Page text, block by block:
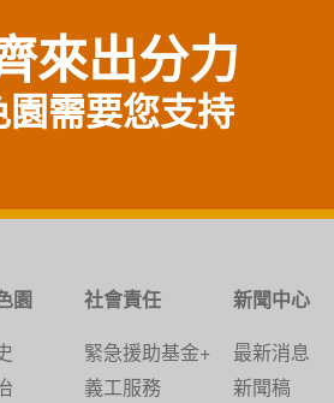
來出分力
園需要您支持
園
社會責任
緊急援助基金+
義工服務
新聞中心
最新消息
新聞稿